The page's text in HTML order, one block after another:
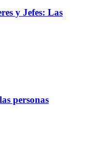
y Jefes: Las
personas